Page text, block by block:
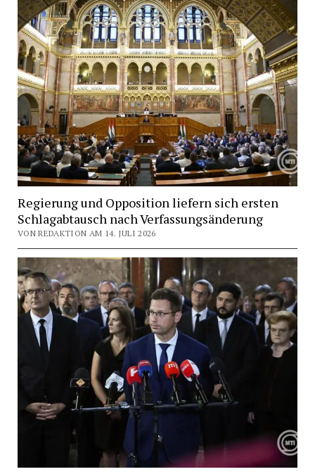
Regierung und Opposition liefern sich ersten
Schlagabtausch nach Verfassungsänderung
VON REDAKTION AM 14. JULI 2026